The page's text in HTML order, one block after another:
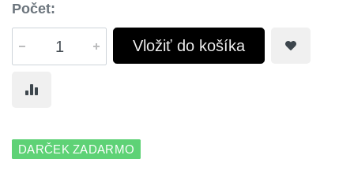
Počet:
Vložiť do košíka
DARČEK ZADARMO